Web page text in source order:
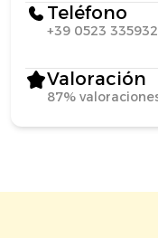
Teléfono
+39 0523 335932
Valoración
87%